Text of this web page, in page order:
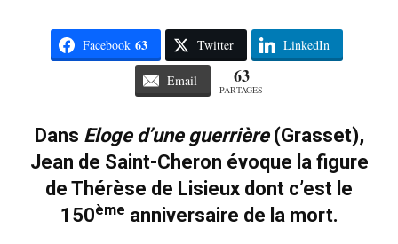
Facebook 63 Twitter LinkedIn
Email 63
PARTAGES
Dans Eloge d’une guerrière(Grasset),
Jean de Saint-Cheron évoque la figure
de Thérèse de Lisieux dont c’est le
150ème anniversaire de la mort.